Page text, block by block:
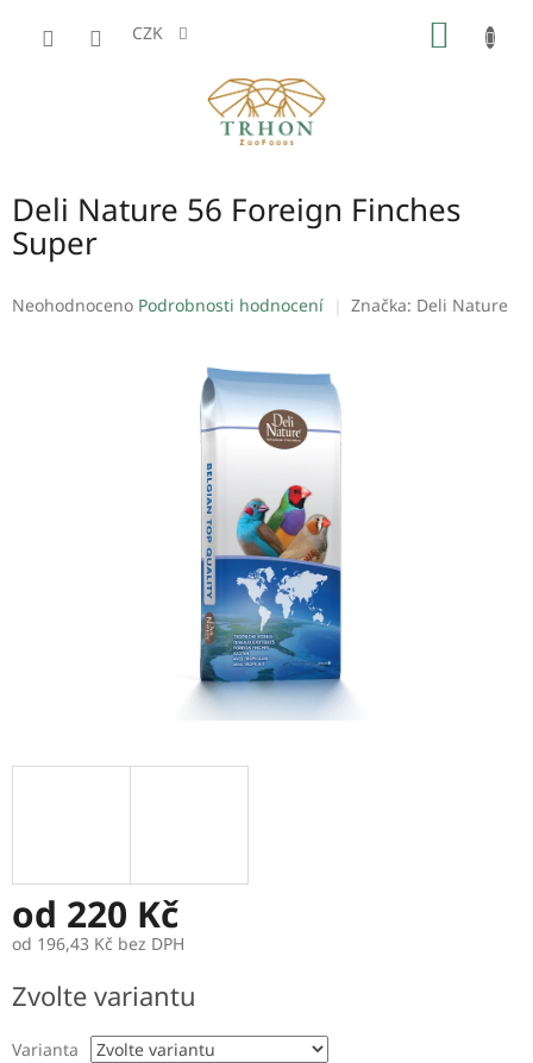
CZK
Deli Nature 56 Foreign Finches
Super
Průměrné
Neohodnoceno Podrobnosti hodnocení Značka: Deli Nature
od 220 Kč
od 196,43 Kč bez DPH
cena:
Zvolte variantu
Varianta